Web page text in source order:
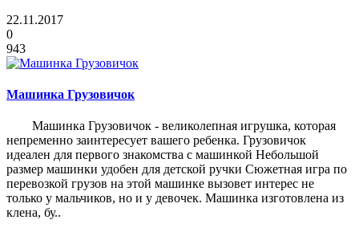
22.11.2017
0
943
Машинка Грузовичок
Машинка Грузовичок - великолепная игрушка, которая
непременно заинтересует вашего ребенка. Грузовичок
идеален для первого знакомства с машинкой Небольшой
размер машинки удобен для детской ручки Сюжетная игра по
перевозкой грузов на этой машинке вызовет интерес не
только у мальчиков, но и у девочек. Машинка изготовлена из
клена, бу..